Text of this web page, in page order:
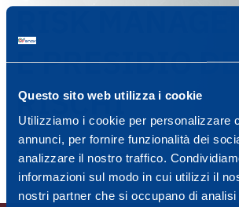
Questo sito web utilizza i cookie
Utilizziamo i cookie per personalizzare
annunci, per fornire funzionalità dei
analizzare il nostro traffico.
informazioni sul modo in cui utilizzi il
nostri partner che si occupano di analisi
RISK
E PRESIDIO
RISCHI
SCOPRI DI PIÙ